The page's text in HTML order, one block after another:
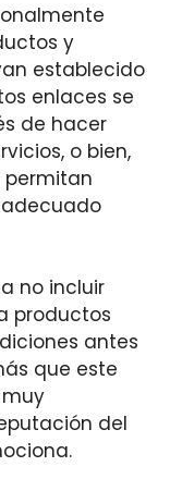
y
establecido
enlaces se
de hacer
o bien,
permitan
no incluir
productos
antes
que este
del